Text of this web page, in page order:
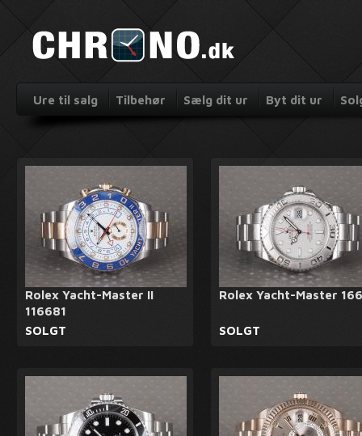
Ure til salg Tilbehør Sælg dit ur Byt dit ur
Rolex Yacht-Master II
116681
SOLGT
Rolex Yacht-Master
SOLGT